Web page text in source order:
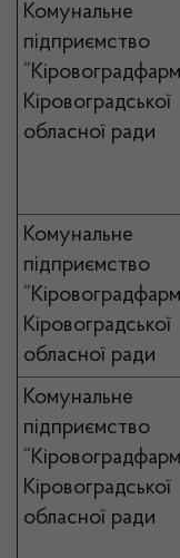
Комунальне
підприємство
Кіровоградської
обласної ради
Комунальне
підприємство
Кіровоградської
обласної ради
Комунальне
підприємство
Кіровоградської
обласної ради